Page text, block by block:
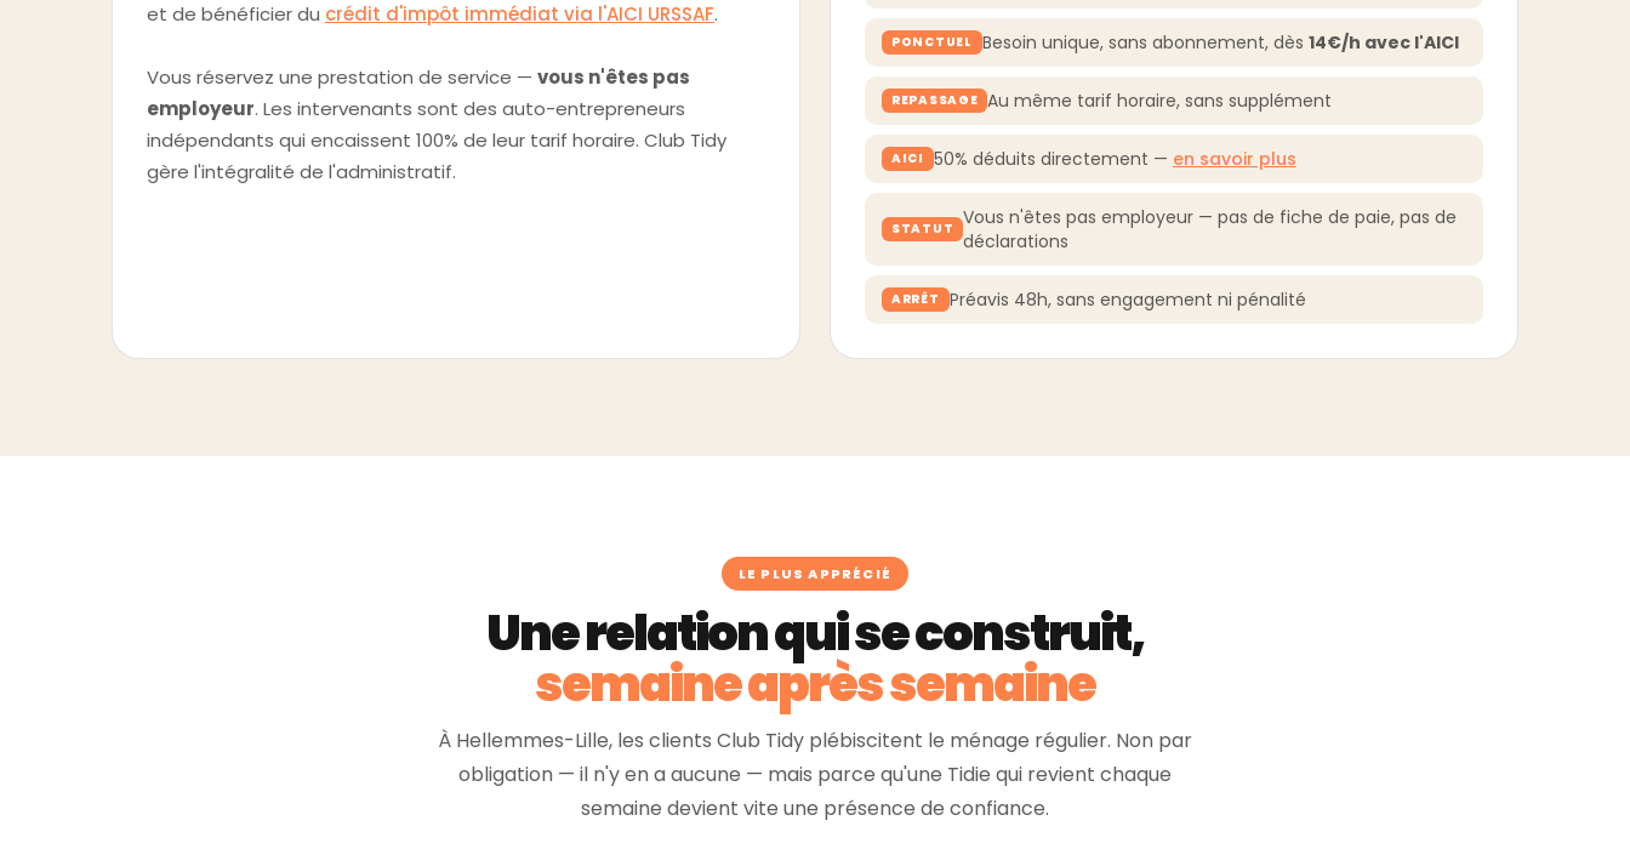
et de bénéficier du crédit d'impôt immédiat via l'AICI URSSAF.
Vous réservez une prestation de service — vous n'êtes pas
employeur. Les intervenants sont des auto-entrepreneurs
indépendants qui encaissent 100% de leur tarif horaire. Club Tidy
gère l'intégralité de l'administratif.
PONCTUEL Besoin unique, sans abonnement, dès 14€/h avec l'AICI
REPASSAGE Au même tarif horaire, sans supplément
AICI 50% déduits directement — en savoir plus
STATUT
Vous n'êtes pas employeur — pas de fiche de paie, pas de
déclarations
ARRÊT Préavis 48h, sans engagement ni pénalité
LE PLUS APPRÉCIÉ
Une relation qui se construit,
semaine après semaine
À Hellemmes-Lille, les clients Club Tidy plébiscitent le ménage régulier. Non par
obligation — il n'y en a aucune — mais parce qu'une Tidie qui revient chaque
semaine devient vite une présence de confiance.